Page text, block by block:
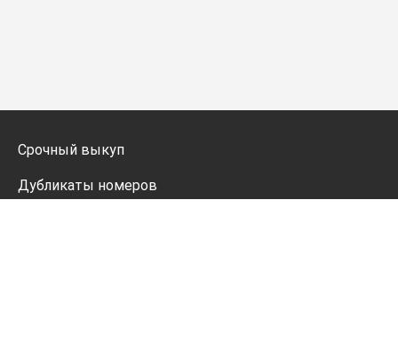
Срочный выкуп
Дубликаты номеров